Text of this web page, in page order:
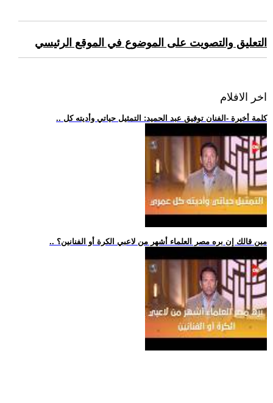
التعليق والتصويت على الموضوع في الموقع الرئيسي
اخر الافلام
.. كلمة أخيرة -الفنان توفيق عبد الحميد: التمثيل حياتي وأديته كل
.. مين قالك إن بره مصر العلماء أشهر من لاعبي الكرة أو الفنانين؟